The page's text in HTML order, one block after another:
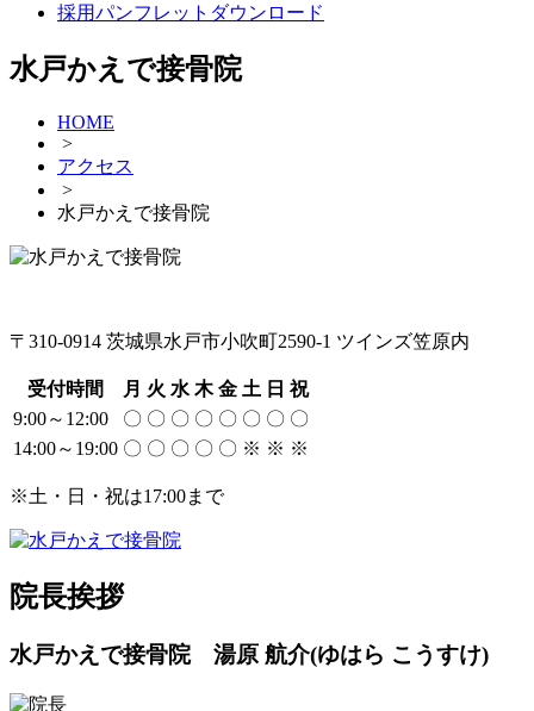
採用パンフレットダウンロード
水戸かえで接骨院
HOME
>
アクセス
>
水戸かえで接骨院
〒310-0914 茨城県水戸市小吹町2590-1 ツインズ笠原内
受付時間 月 火 水 木 金 土 日 祝
9:00～12:00
〇 〇 〇 〇 〇 〇 〇 〇
14:00～19:00 〇 〇 〇 〇 〇 ※ ※ ※
※土・日・祝は17:00まで
院長挨拶
水戸かえで接骨院 湯原 航介(ゆはら こうすけ)